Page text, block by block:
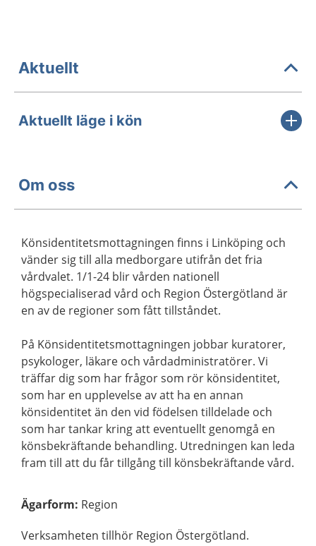
Aktuellt
Aktuellt läge i kön
Om oss
Könsidentitetsmottagningen finns i Linköping och
vänder sig till alla medborgare utifrån det fria
vårdvalet. 1/1-24 blir vården nationell
högspecialiserad vård och Region Östergötland är
en av de regioner som fått tillståndet.
På Könsidentitetsmottagningen jobbar kuratorer,
psykologer, läkare och vårdadministratörer. Vi
träffar dig som har frågor som rör könsidentitet,
som har en upplevelse av att ha en annan
könsidentitet än den vid födelsen tilldelade och
som har tankar kring att eventuellt genomgå en
könsbekräftande behandling. Utredningen kan leda
fram till att du får tillgång till könsbekräftande vård.
Ägarform: Region
Verksamheten tillhör Region Östergötland.